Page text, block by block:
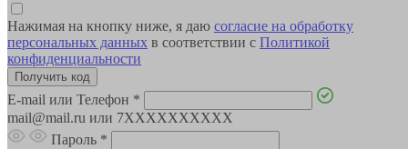
Нажимая на кнопку ниже, я даю согласие на обработку
персональных данных в соответствии с Политикой
конфиденциальности
E-mail или Телефон *
mail@mail.ru или 7XXXXXXXXXX
Пароль *